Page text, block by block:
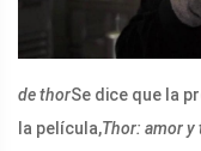
de thorSe dice que la
la película,Thor: amor y